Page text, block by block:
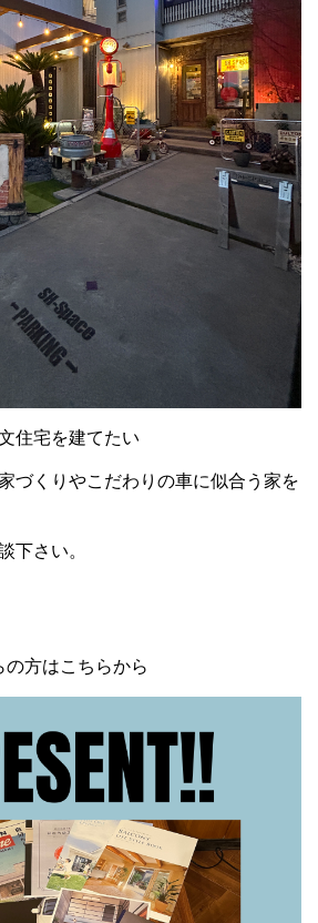
住宅を建てたい
づくりやこだわりの車に似合う家を
下さい。
の方はこちらから